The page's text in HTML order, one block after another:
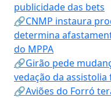
publicidade das bets
🔗CNMP instaura
determina
do MPPA
🔗Girão pede
vedação da assistolia
🔗Aviões do Forró